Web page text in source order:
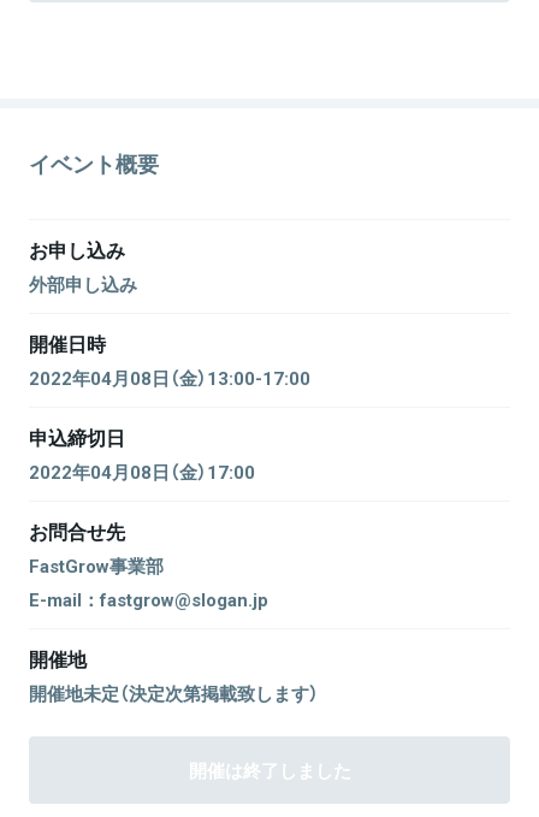
イベント概要
お申し込み
外部申し込み
開催日時
2022年04月08日（金）13:00-17:00
申込締切日
2022年04月08日（金）17:00
お問合せ先
FastGrow事業部
E-mail：fastgrow@slogan.jp
開催地
開催地未定（決定次第掲載致します）
開催は終了しました